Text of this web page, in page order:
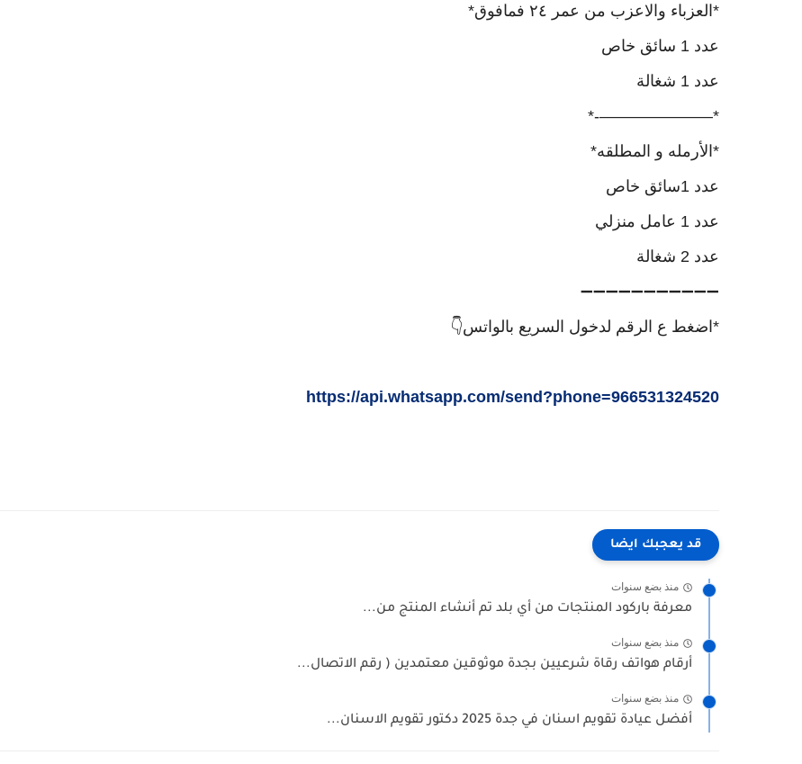
*العزباء والاعزب من عمر ٢٤ فمافوق*
عدد 1 سائق خاص
عدد 1 شغالة
*———————-*
*الأرمله و المطلقه*
عدد 1سائق خاص
عدد 1 عامل منزلي
عدد 2 شغالة
➖➖➖➖➖➖➖➖➖➖➖
*اضغط ع الرقم لدخول السريع بالواتس👇
https://api.whatsapp.com/send?phone=966531324520
قد يعجبك ايضا
منذ بضع سنوات
معرفة باركود المنتجات من أي بلد تم أنشاء المنتج من...
منذ بضع سنوات
أرقام هواتف رقاة شرعيين بجدة موثوقين معتمدين ( رقم الاتصال...
منذ بضع سنوات
أفضل عيادة تقويم اسنان في جدة 2025 دكتور تقويم الاسنان...